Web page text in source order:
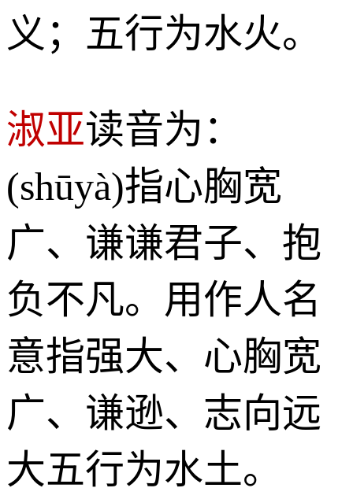
义；五行为水火。
淑亚读音为：
(shūyà)指心胸宽
广、谦谦君子、抱
负不凡。用作人名
意指强大、心胸宽
广、谦逊、志向远
大五行为水土。